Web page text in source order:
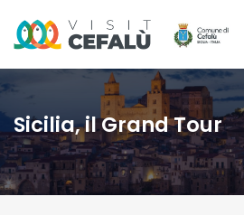
Sicilia, il Grand Tour